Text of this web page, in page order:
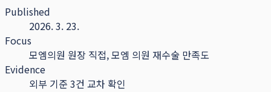
Published
2026. 3. 23.
Focus
모엠의원 원장 직접, 모엠 의원 재수술 만족도
Evidence
외부 기준 3건 교차 확인